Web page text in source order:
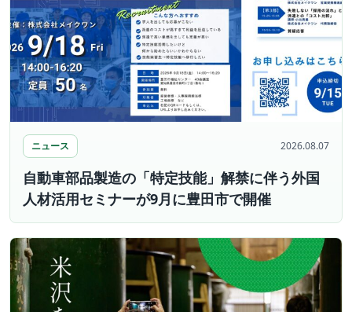
ニュース 2026.08.07
自動車部品製造の「特定技能」解禁に伴う外国
人材活用セミナーが9月に豊田市で開催